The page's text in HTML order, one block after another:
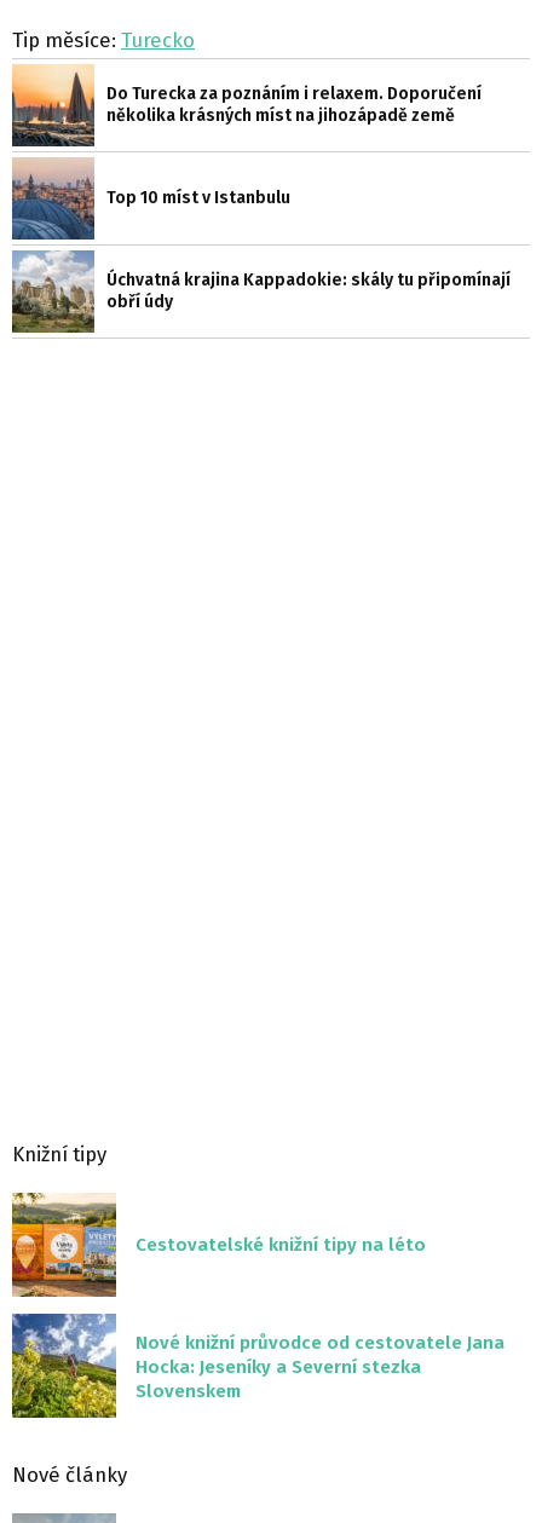
Tip měsíce: Turecko
Do Turecka za poznáním i relaxem. Doporučení
několika krásných míst na jihozápadě země
Top 10 míst v Istanbulu
Úchvatná krajina Kappadokie: skály tu připomínají
obří údy
Knižní tipy
Cestovatelské knižní tipy na léto
Nové knižní průvodce od cestovatele Jana
Hocka: Jeseníky a Severní stezka
Slovenskem
Nové články